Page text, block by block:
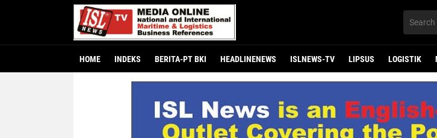
HOME INDEKS BERITA-PT BKI HEADLINENEWS ISLNEWS-TV LIPSUS LOGISTIK